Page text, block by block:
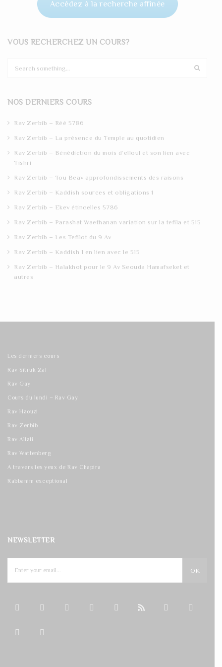
Accédez à la recherche affinée
VOUS RECHERCHEZ UN COURS?
c
NOS DERNIERS COURS
Rav Zerbib – Réé 5786
Rav Zerbib – La présence du Temple au quotidien
Rav Zerbib – Bénédiction du mois d’elloul et son lien avec
Tishri
Rav Zerbib – Tou Beav approfondissements des raisons
Rav Zerbib – Kaddish sources et obligations 1
Rav Zerbib – Ekev étincelles 5786
Rav Zerbib – Parashat Waethanan variation sur la tefila et 515
Rav Zerbib – Les Tefilot du 9 Av
Rav Zerbib – Kaddish 1 en lien avec le 515
Rav Zerbib – Halakhot pour le 9 Av Seouda Hamafseket et
autres
Les derniers cours
Rav Sitruk Zal
Rav Gay
Cours du lundi – Rav Gay
Rav Haouzi
Rav Zerbib
Rav Allali
Rav Wattenberg
A travers les yeux de Rav Chapira
Rabbanim exceptional
NEWSLETTER
OK